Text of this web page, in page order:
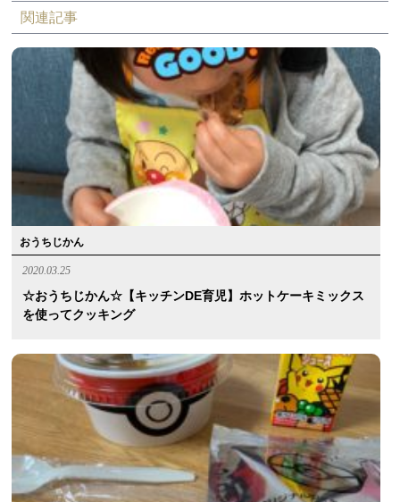
関連記事
おうちじかん
2020.03.25
☆おうちじかん☆【キッチンDE育児】ホットケーキミックス
を使ってクッキング